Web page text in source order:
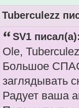
Tuberculezz
SV1
Ole,
Большое
заглядывать
Радует ваша